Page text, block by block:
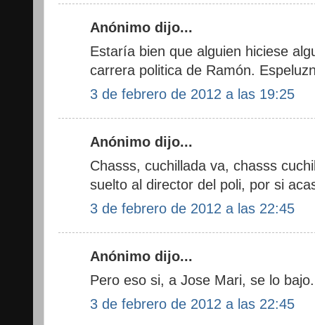
Anónimo dijo...
Estaría bien que alguien hiciese
carrera politica de Ramón.
3 de febrero de 2012 a las 19:25
Anónimo dijo...
Chasss, cuchillada va, chasss
suelto al director del poli, por si
3 de febrero de 2012 a las 22:45
Anónimo dijo...
Pero eso si, a Jose Mari, se lo bajo.
3 de febrero de 2012 a las 22:45